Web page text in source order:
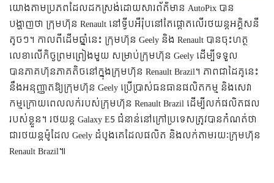
យោងតាមប្រភពដែលដកស្រង់ដោយសារព័ត៌មាន AutoPix បាន
បង្ហាញថា ក្រុមហ៊ុន Renault នៅទ្វីបអឺរ៉ុបនៅតែផ្តោតលើរថយន្តអគ្គិសនី
តូចៗ។ កាលពីដើមឆ្នាំនេះ ក្រុមហ៊ុន Geely និង Renault បានចុះហត្ថ
លេខាលើកិច្ចព្រមព្រៀងមួយ សម្រាប់ក្រុមហ៊ុន Geely ដើម្បីទទួល
បានភាគហ៊ុនភាគតិចនៅក្នុងក្រុមហ៊ុន Renault Brazil។ ភាពជាដៃគូនេះ
នឹងអនុញ្ញាតឱ្យក្រុមហ៊ុន Geely ប្រើប្រាស់ធនធានផលិតកម្ម និងសេវា
កម្មក្រោយពេលលក់របស់ក្រុមហ៊ុន Renault Brazil ដើម្បីលក់ផលិតផល
របស់ខ្លួន។ រថយន្ត Galaxy E5 ជំនាន់នៅក្រៅប្រទេសត្រូវបានកំណត់ថា
ជារថយន្តម៉ូដែល Geely ដំបូងគេដែលផលិត និងលក់តាមរយៈក្រុមហ៊ុន
Renault Brazil៕